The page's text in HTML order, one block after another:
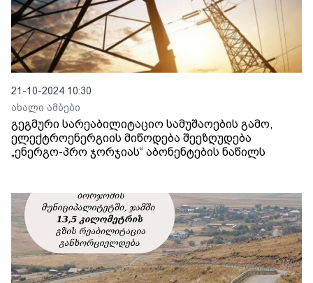
21-10-2024 10:30
ახალი ამბები
გეგმური სარეაბილიტაციო სამუშაოების გამო,
ელექტროენერგიის მიწოდება შეეზღუდება
„ენერგო-პრო ჯორჯიას“ აბონენტების ნაწილს